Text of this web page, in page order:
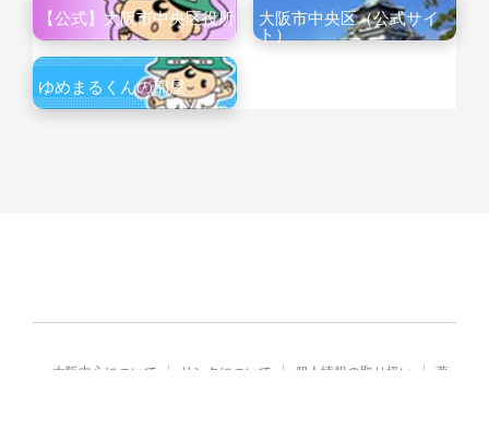
【公式】大阪市中央区役所
大阪市中央区（公式サイ
ト）
ゆめまるくんの部屋
大阪中心について リンクについて 個人情報の取り扱い
著